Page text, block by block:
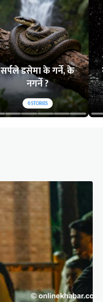
सर्पले डसेमा के गर्ने, के
नगर्ने ?
6STORIES